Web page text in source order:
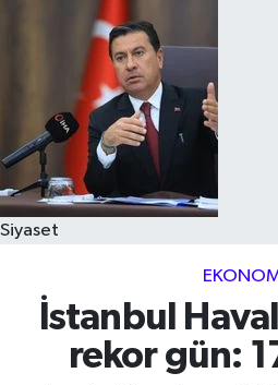
Siyaset
İstanbul
rekor gün: